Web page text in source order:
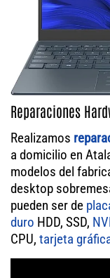
Reparaciones
Realizamos
a domicilio en
modelos del
desktop
pueden ser de
duro HDD, SSD,
CPU, tarjeta